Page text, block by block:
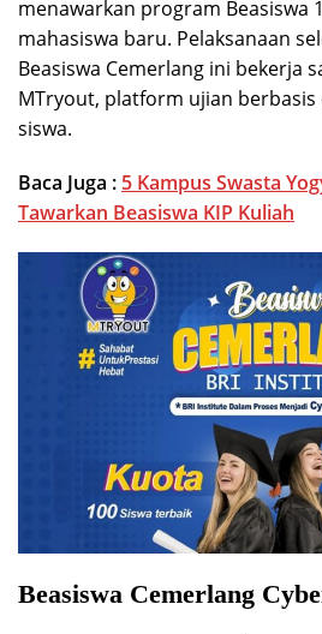
menawarkan program Beasiswa
mahasiswa baru. Pelaksanaan
Beasiswa Cemerlang ini bekerja
MTryout, platform ujian berbasis
siswa.
Baca Juga : 5 Kampus Swasta
Tawarkan Beasiswa KIP Kuliah
Beasiswa Cemerlang